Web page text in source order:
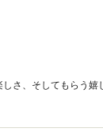
さ、そしてもらう